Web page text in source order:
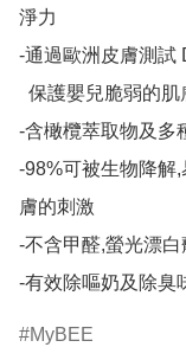
淨力
-通過歐洲皮膚測試
-含橄欖萃取物及多
-98%可被生物降解
膚的刺激
-不含甲醛,螢光漂
-有效除嘔奶及除臭
MyBEE